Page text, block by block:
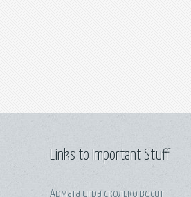
Links to Important Stuff
Армата игра сколько весит